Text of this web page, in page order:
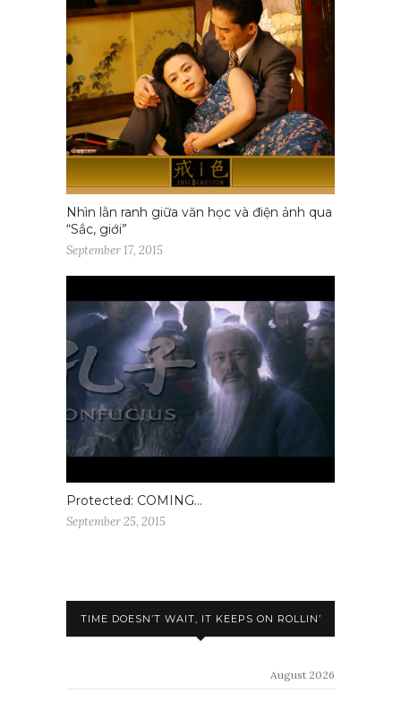
Nhìn lằn ranh giữa văn học và điện ảnh qua
“Sắc, giới”
September 17, 2015
Protected: COMING…
September 25, 2015
TIME DOESN’T WAIT, IT KEEPS ON ROLLIN’
August 2026